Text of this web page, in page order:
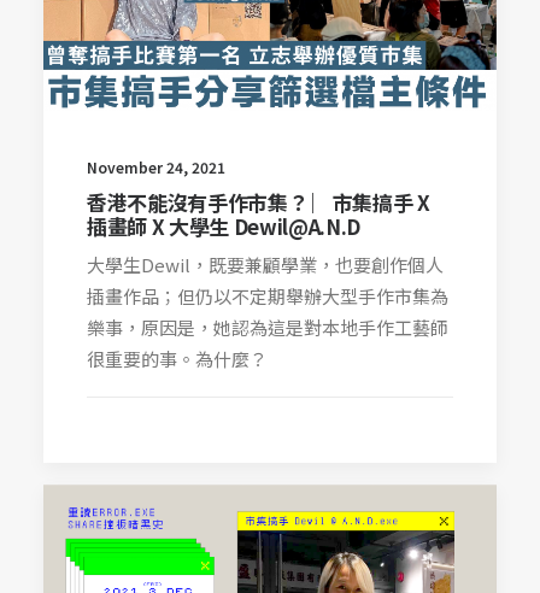
November 24, 2021
香港不能沒有手作市集？ ︳市集搞手 X
插畫師 X 大學生 Dewil@A.N.D
大學生Dewil，既要兼顧學業，也要創作個人
插畫作品；但仍以不定期舉辦大型手作市集為
樂事，原因是，她認為這是對本地手作工藝師
很重要的事。為什麼？